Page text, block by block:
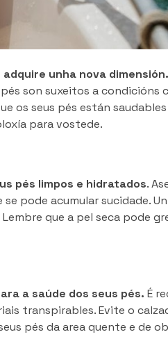
unha nova dimensión.
son suxeitos a condicións
os seus pés están
para vostede.
pés limpos e hidratados.
pode acumular sucidade.
que a pel seca pode
a saúde dos seus pés. É
transpirables. Evite o
pés da area quente e de